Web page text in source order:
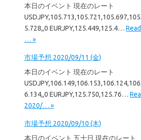
本日のイベント 現在のレート
5.728,,0 EURJPY,125.449,125.4…
… »
市場予想 2020/09/11 (金)
本日のイベント 現在のレート
6.134,,0 EURJPY,125.750,125.76…
2020/… »
市場予想 2020/09/10 (木)
本日のイベント 五十日 現在のレート